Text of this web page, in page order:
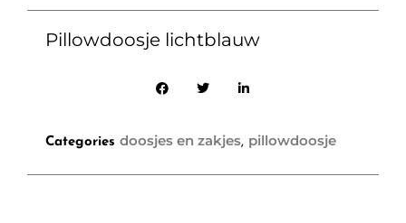
Pillowdoosje lichtblauw
Categories doosjes en zakjes, pillowdoosje